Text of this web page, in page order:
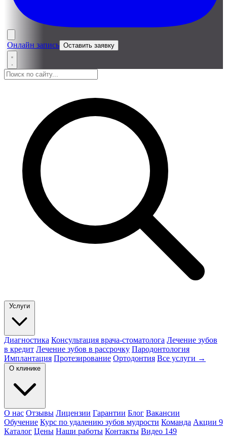
Онлайн запись Оставить заявку
Услуги
Диагностика Консультация врача-стоматолога Лечение зубов
в кредит Лечение зубов в рассрочку Пародонтология
Имплантация Протезирование Ортодонтия Все услуги →
О клинике
О нас Отзывы Лицензии Гарантии Блог Вакансии
Обучение Курс по удалению зубов мудрости Команда Акции 9
Каталог Цены Наши работы Контакты Видео 149